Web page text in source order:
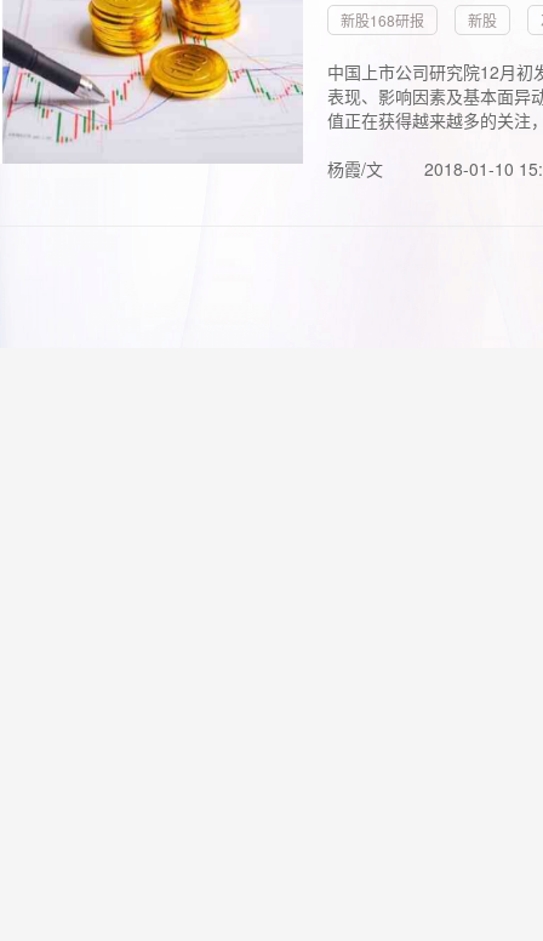
新股168研报 新股
中国上市公司研究院12月初
表现、影响因素及基本面异
值正在获得越来越多的关注
杨霞/文
2018-01-10